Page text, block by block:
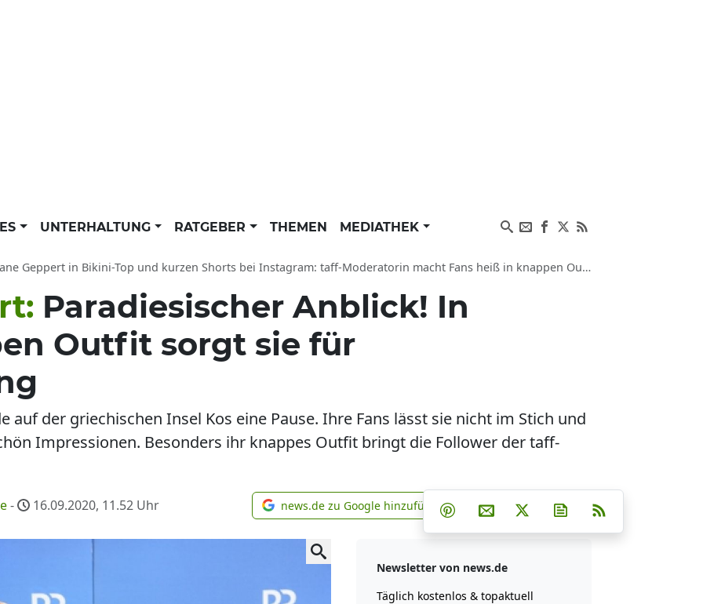
UNTERHALTUNG RATGEBER THEMEN MEDIATHEK
Geppert in Bikini-Top und kurzen Shorts bei Instagram: taff-Moderatorin macht Fans heiß in knappen Outfit im Kos-Urlaub
Paradiesischer Anblick! In
Outfit sorgt sie für
auf der griechischen Insel Kos eine Pause. Ihre Fans lässt sie nicht im Stich und
Impressionen. Besonders ihr knappes Outfit bringt die Follower der taff-
- 16.09.2020, 11.52 Uhr news.de zu Google hinzufügen
news.de zu Google hinzufügen Teilen auf Facebook
Teilen auf Whatsapp
Teilen auf Telegram
Teilen auf Pinterest
Per E-Mail teilen
Post auf XNewsletter
Newsletter von news.de
Täglich kostenlos & topaktuell